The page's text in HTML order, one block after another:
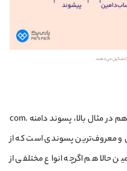
را تشکیل می‌دهند
آخرین جزء دامنه هم پسوند آن است. باز هم در مثال بالا، پسوند دامنه .com
معروف‌ترین پسوندی است که از
حالا هم اگرچه انواع مختلفی از